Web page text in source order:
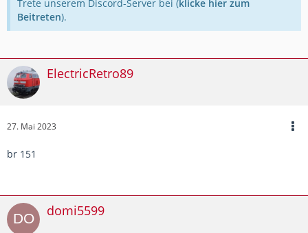
Trete unserem Discord-Server bei (klicke hier zum
Beitreten).
ElectricRetro89
27. Mai 2023
br 151
domi5599